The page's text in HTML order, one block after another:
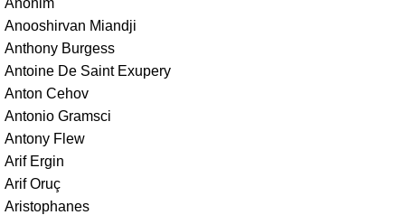
Anooshirvan Miandji
Anthony Burgess
Antoine De Saint Exupery
Anton Cehov
Antonio Gramsci
Antony Flew
Arif Ergin
Arif Oruç
Aristophanes